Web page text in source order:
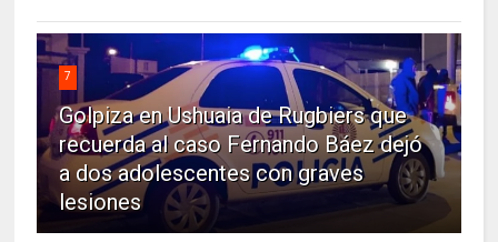
7
Golpiza en Ushuaia de Rugbiers que
recuerda al caso Fernando Báez dejó
a dos adolescentes con graves
lesiones